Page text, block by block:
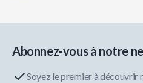
Abonnez-vous à notre
Soyez le premier à découvrir